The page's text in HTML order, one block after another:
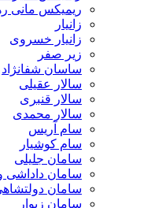
ریمیکس مانی
زانیار
زانیار خسروی
زیر صفر
ساسان شفانژاد
سالار عقیلی
سالار قنبری
سالار محمدی
سام آریس
سام کوشیار
سامان جلیلی
سامان داداشی
سامان
سامان زیوار